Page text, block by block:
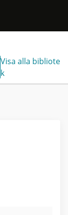
Visa alla bibliote
k